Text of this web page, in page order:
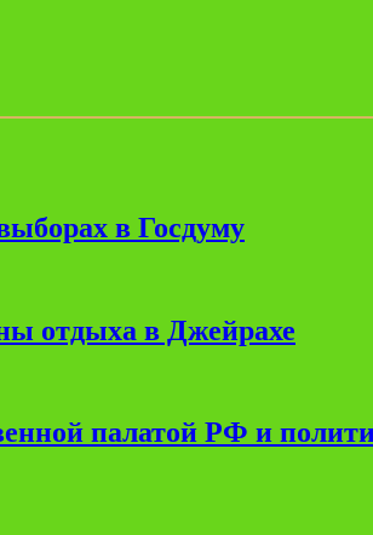
в Госдуму
отдыха в Джейрахе
палатой РФ и